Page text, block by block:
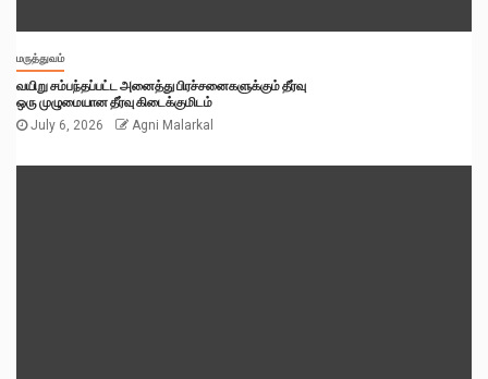
மருத்துவம்
வயிறு சம்பந்தப்பட்ட அனைத்து பிரச்சனைகளுக்கும் தீர்வு
ஒரு முழுமையான தீர்வு கிடைக்குமிடம்
July 6, 2026
Agni Malarkal